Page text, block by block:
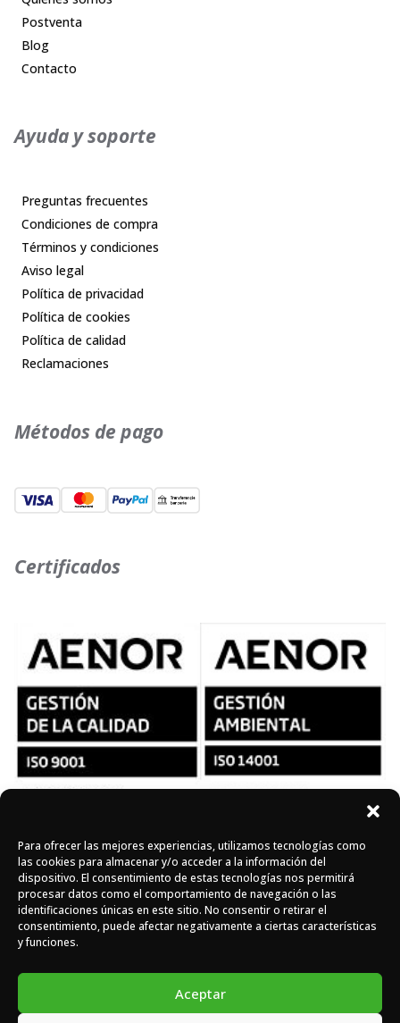
Para ofrecer las mejores experiencias, utilizamos tecnologías como
las cookies para almacenar y/o acceder a la información del
dispositivo. El consentimiento de estas tecnologías nos permitirá
procesar datos como el comportamiento de navegación o las
identificaciones únicas en este sitio. No consentir o retirar el
consentimiento, puede afectar negativamente a ciertas características
y funciones.
Aceptar
Postventa
Blog
Contacto
Ayuda y soporte
Preguntas frecuentes
Condiciones de compra
Términos y condiciones
Aviso legal
Política de privacidad
Política de cookies
Política de calidad
Reclamaciones
Métodos de pago
Certificados
Síguenos en redes
Instagram
Facebook
X